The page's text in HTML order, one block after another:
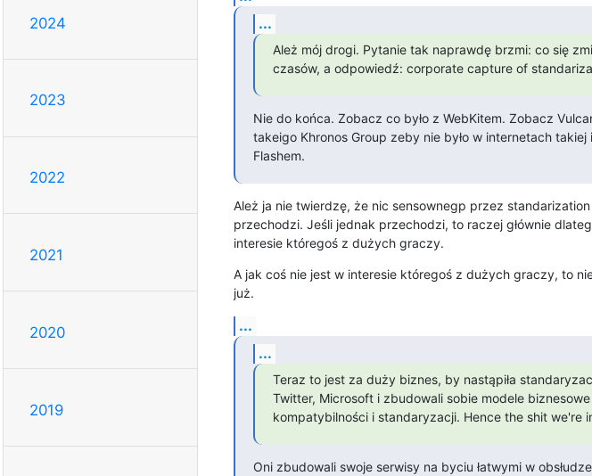
2024
2023
2022
2021
2020
2019
...
Ależ mój drogi. Pytanie tak naprawdę brzmi: co się
czasów, a odpowiedź: corporate capture of
Nie do końca. Zobacz co było z WebKitem. Zobacz
takeigo Khronos Group zeby nie było w internetach takiej
Flashem.
Ależ ja nie twierdzę, że nic sensownegp przez
przechodzi. Jeśli jednak przechodzi, to raczej głównie
interesie któregoś z dużych graczy.
A jak coś nie jest w interesie któregoś z dużych graczy, to
już.
...
...
Teraz to jest za duży biznes, by nastąpiła
Twitter, Microsoft i zbudowali sobie modele biznesowe
kompatybilności i standaryzacji. Hence the shit we're
Oni zbudowali swoje serwisy na byciu łatwymi w